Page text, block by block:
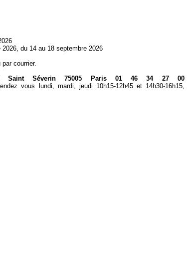
du 14 au 18 septembre 2026
courrier.
Saint Séverin 75005 Paris 01 46 34 27 00
vous lundi, mardi, jeudi 10h15-12h45 et 14h30-16h15,